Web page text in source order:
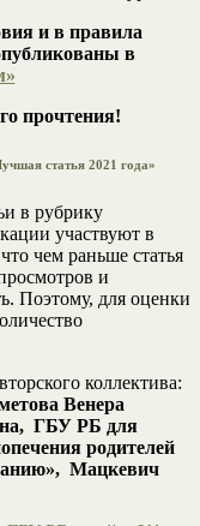
и в правила
в
прочтения!
статья 2021 года»
в рубрику
участвуют в
чем раньше статья
и
Поэтому, для оценки
коллектива:
Венера
ГБУ РБ для
родителей
Мацкевич